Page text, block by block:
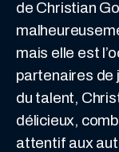
de Christian
mais elle est
partenaires de
du talent,
délicieux,
attentif aux